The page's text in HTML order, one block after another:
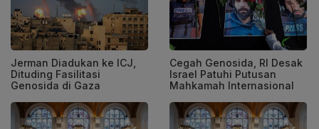
Jerman Diadukan ke ICJ,
Dituding Fasilitasi
Genosida di Gaza
Cegah Genosida, RI Desak
Israel Patuhi Putusan
Mahkamah Internasional